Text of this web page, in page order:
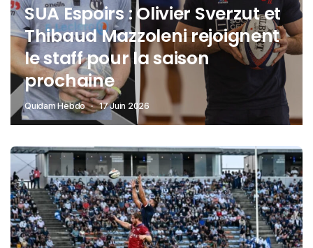
SUA Espoirs : Olivier Sverzut et
Thibaud Mazzoleni rejoignent
le staff pour la saison
prochaine
Quidam Hebdo 17 Juin 2026